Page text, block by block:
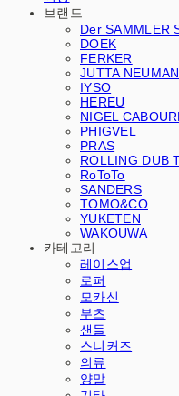
브랜드
Der SAMMLER
DOEK
FERKER
JUTTA
IYSO
HEREU
NIGEL
PHIGVEL
PRAS
ROLLING DUB
RoToTo
SANDERS
TOMO&CO
YUKETEN
WAKOUWA
카테고리
레이스업
로퍼
모카신
부츠
샌들
스니커즈
의류
양말